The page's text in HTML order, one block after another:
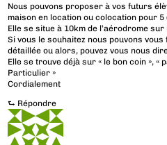
Nous pouvons proposer à vos futurs
maison en location ou colocation pour
Elle se situe à 10km de l’aérodrome
Si vous le souhaitez nous pouvons
détaillée ou alors, pouvez vous nous
Elle se trouve déjà sur « le bon coin », «
Particulier »
Cordialement
⮑ Répondre